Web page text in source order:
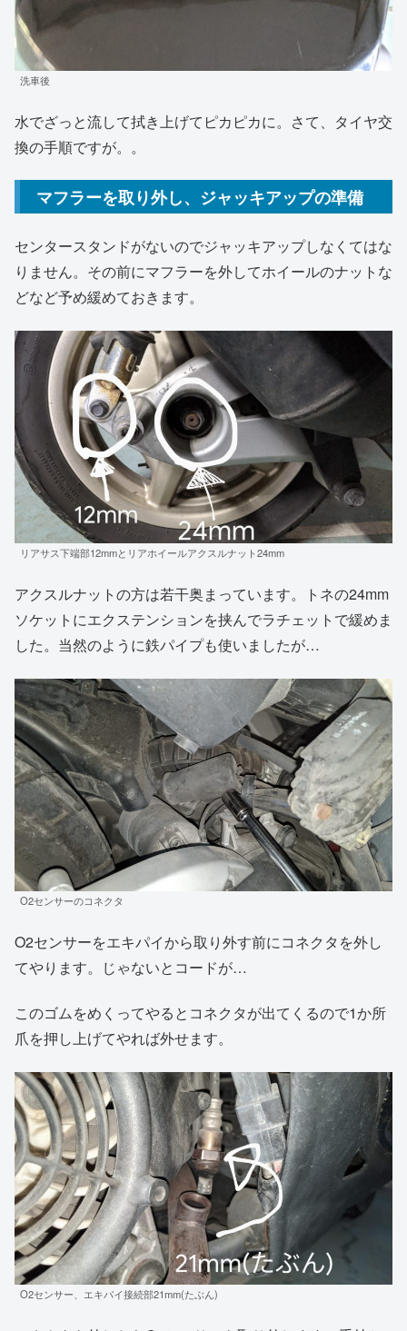
洗車後
水でざっと流して拭き上げてピカピカに。さて、タイヤ交
換の手順ですが。。
マフラーを取り外し、ジャッキアップの準備
センタースタンドがないのでジャッキアップしなくてはな
りません。その前にマフラーを外してホイールのナットな
どなど予め緩めておきます。
リアサス下端部12mmとリアホイールアクスルナット24mm
アクスルナットの方は若干奥まっています。トネの24mm
ソケットにエクステンションを挟んでラチェットで緩めま
した。当然のように鉄パイプも使いましたが…
O2センサーのコネクタ
O2センサーをエキパイから取り外す前にコネクタを外し
てやります。じゃないとコードが…
このゴムをめくってやるとコネクタが出てくるので1か所
爪を押し上げてやれば外せます。
O2センサー、エキパイ接続部21mm(たぶん)